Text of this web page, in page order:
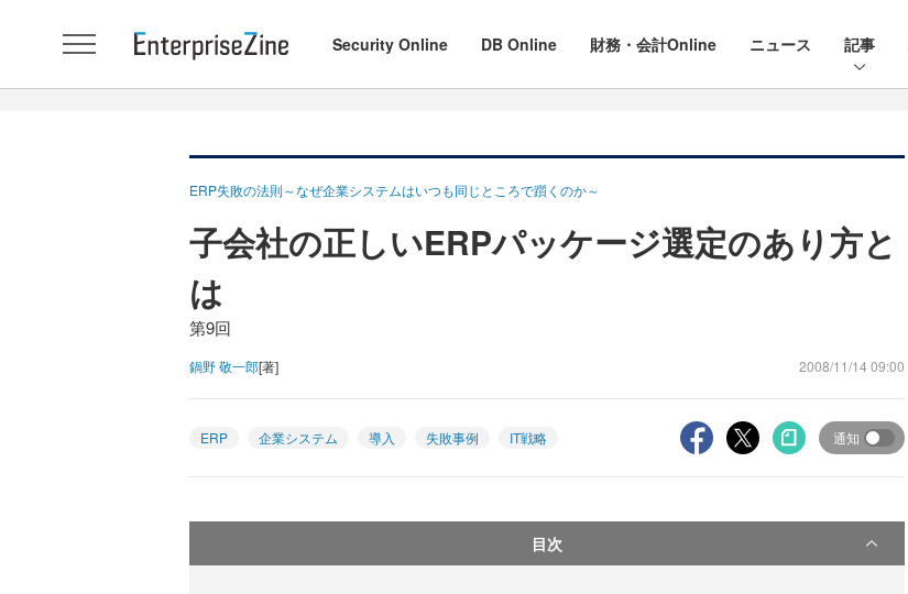
Security Online DB Online 財務・会計Online ニュース 記事
ERP失敗の法則～なぜ企業システムはいつも同じところで躓くのか～
子会社の正しいERPパッケージ選定のあり方と
は
第9回
鍋野 敬一郎[著] 2008/11/14 09:00
ERP 企業システム 導入 失敗事例 IT戦略 通知
目次